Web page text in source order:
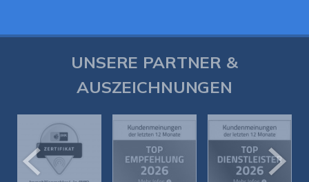
UNSERE PARTNER &
AUSZEICHNUNGEN